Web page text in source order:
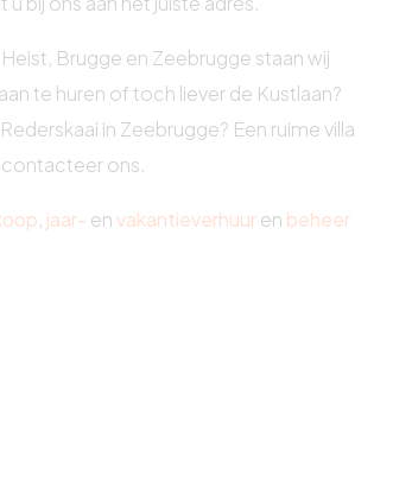
Brugge en Zeebrugge staan wij
te huren of toch liever de Kustlaan?
in Zeebrugge? Een ruime villa
contacteer ons.
, jaar- envakantieverhuuren beheer